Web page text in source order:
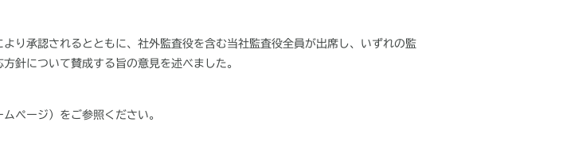
り承認されるとともに、社外監査役を含む当社監査役全員が出席し、いずれの監
針について賛成する旨の意見を述べました。
ページ）をご参照ください。